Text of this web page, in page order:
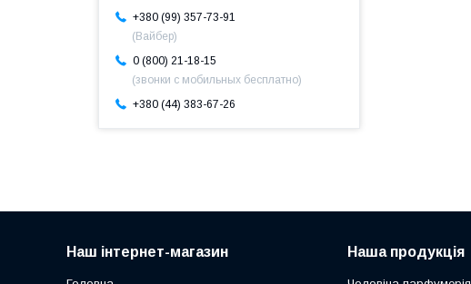
+380 (99) 357-73-91
(Вайбер)
0 (800) 21-18-15
(звонки с мобильных бесплатно)
+380 (44) 383-67-26
Наш інтернет-магазин Наша продукція